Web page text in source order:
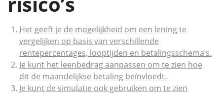
Het geeft je de mogelijkheid om een lening te
vergelijken op basis van verschillende
rentepercentages, looptijden en betalingsschema’s.
Je kunt het leenbedrag aanpassen om te zien hoe
dit de maandelijkse betaling beïnvloedt.
Je kunt de simulatie ook gebruiken om te zien